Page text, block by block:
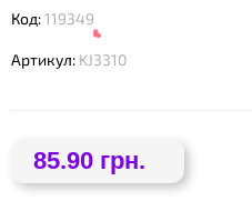
Код:119349
Артикул: KJ3310
85.90 грн.
❤